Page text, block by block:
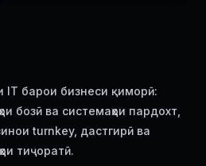
IT барои бизнеси қиморӣ:
бозӣ ва системаҳои пардохт,
turnkey, дастгирӣ ва
тиҷоратӣ.